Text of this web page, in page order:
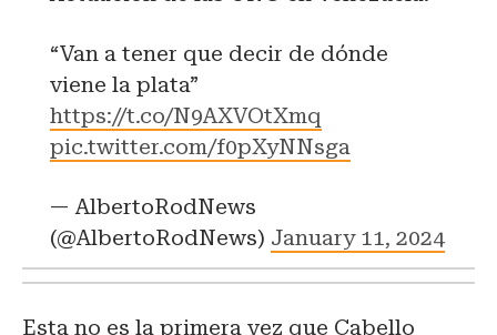
“Van a tener que decir de dónde
viene la plata”
https://t.co/N9AXVOtXmq
pic.twitter.com/f0pXyNNsga
— AlbertoRodNews
(@AlbertoRodNews) January 11, 2024
Esta no es la primera vez que Cabello